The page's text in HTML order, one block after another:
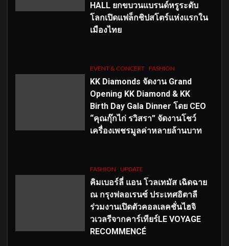
HALL ยกขบวนแบรนด์หรูระดับ
โลกเปิดแฟล็กชิปสโตร์แห่งแรกใน
เมืองไทย
EVENT & CONCERT FASHION
KK Diamonds จัดงาน Grand
Opening KK Diamond & KK
Birth Day Gala Dinner โดย CEO
“คุณกุ๊กไก่ รวิสรา” จัดงานโชว์
เครื่องเพชรมูลค่าหลายล้านบาท
FASHION UPDATE
คิมเบอร์ลี่ แอน โวลเทมัส เฉิดฉาย
ณ กรุงฟลอเรนซ์ ประเทศอิตาลี
ร่วมงานเปิดตัวคอลเลคชั่นไฮจิ
วเวลรีจากคาร์เทียร์LE VOYAGE
RECOMMENCÉ